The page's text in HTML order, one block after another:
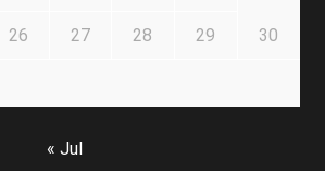
26 27 28 29 30
« Jul